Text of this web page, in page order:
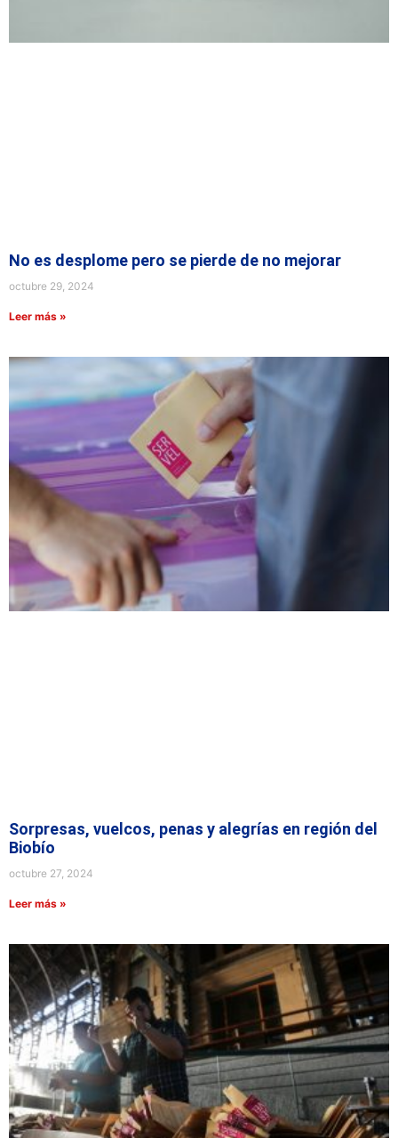
No es desplome pero se pierde de no mejorar
octubre 29, 2024
Leer más »
Sorpresas, vuelcos, penas y alegrías en región del
Biobío
octubre 27, 2024
Leer más »